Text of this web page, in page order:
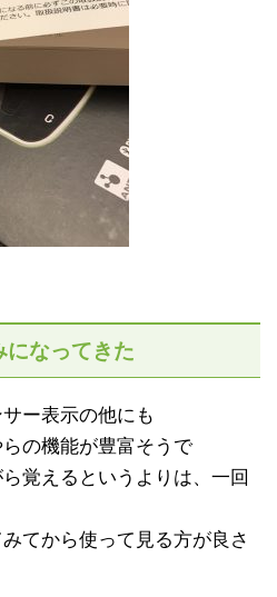
になってきた
ー表示の他にも
の機能が豊富そうで
覚えるというよりは、一回
てから使って見る方が良さ